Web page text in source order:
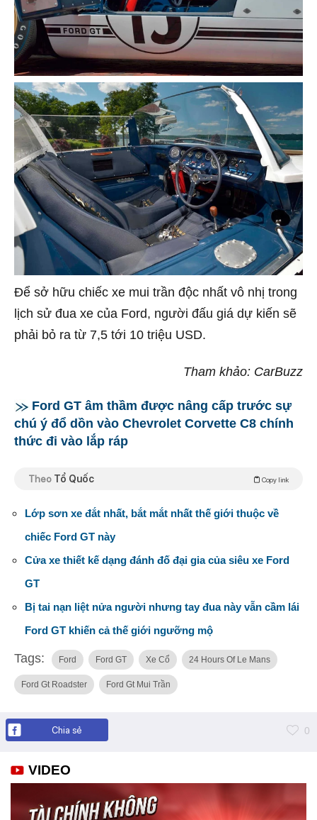
Để sở hữu chiếc xe mui trần độc nhất vô nhị trong
lịch sử đua xe của Ford, người đấu giá dự kiến sẽ
phải bỏ ra từ 7,5 tới 10 triệu USD.
Tham khảo: CarBuzz
Ford GT âm thầm được nâng cấp trước sự
chú ý đổ dồn vào Chevrolet Corvette C8 chính
thức đi vào lắp ráp
Theo Tổ Quốc Copy link
Lớp sơn xe đắt nhất, bắt mắt nhất thế giới thuộc về
chiếc Ford GT này
Cửa xe thiết kế dạng đánh đố đại gia của siêu xe Ford
GT
Bị tai nạn liệt nửa người nhưng tay đua này vẫn cầm lái
Ford GT khiến cả thế giới ngưỡng mộ
Tags: Ford Ford GT Xe Cổ 24 Hours Of Le Mans
Ford Gt Roadster Ford Gt Mui Trần
Chia sẻ 0
VIDEO